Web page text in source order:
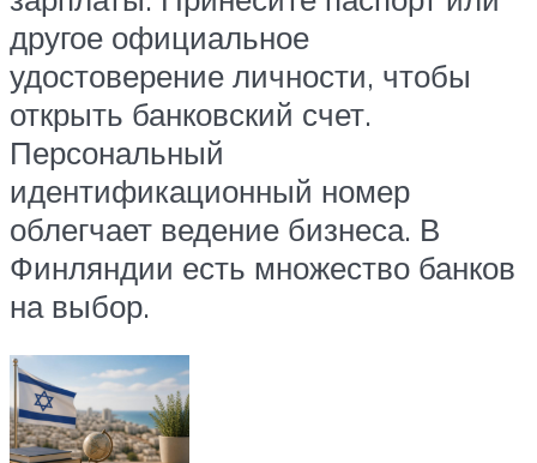
другое официальное
удостоверение личности, чтобы
открыть банковский счет.
Персональный
идентификационный номер
облегчает ведение бизнеса. В
Финляндии есть множество банков
на выбор.